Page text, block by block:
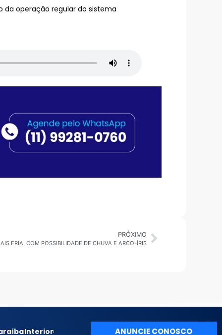
da operação regular do sistema
PRÓXIMO
FRIA, COM POSSIBILIDADE DE CHUVA E ARCO-ÍRIS
Interior ANUNCIE CONOSCO